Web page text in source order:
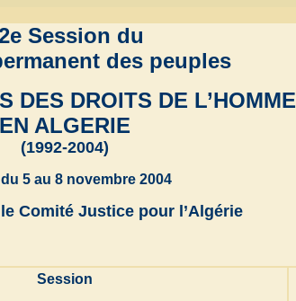
Session du
des peuples
DES DROITS DE L’HOMME
EN ALGERIE
(1992-2004)
5 au 8 novembre 2004
Comité Justice pour l’Algérie
Session